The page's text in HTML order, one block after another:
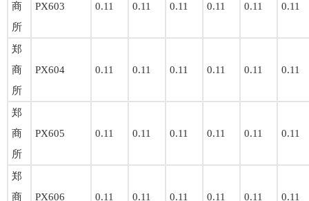
商
所
PX603 0.11 0.11 0.11 0.11 0.11 0.11
郑
商
所
PX604 0.11 0.11 0.11 0.11 0.11 0.11
郑
商
所
PX605 0.11 0.11 0.11 0.11 0.11 0.11
郑
商
PX606 0.11 0.11 0.11 0.11 0.11 0.11